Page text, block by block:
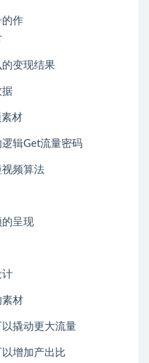
的作
变现结果
据
材
辑Get流量密码
频算法
的呈现
计
素材
撬动更大流量
增加产出比